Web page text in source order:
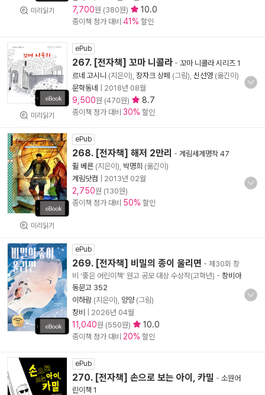
미리읽기 7,700원 (380원) 10.0
종이책 정가 대비 41% 할인
미리읽기
ePub
267. [전자책] 꼬마 니콜라 - 꼬마 니콜라 시리즈 1
르네 고시니 (지은이), 장자크 상페 (그림), 신선영 (옮긴이)
문학동네
2018년 08월
9,500원 (470원) 8.7
종이책 정가 대비 30% 할인
미리읽기
ePub
268. [전자책] 해저 2만리 - 계림세계명작 47
쥘 베른 (지은이), 박명희 (옮긴이)
계림닷컴
2013년 02월
2,750원 (130원)
종이책 정가 대비 50% 할인
ePub
269. [전자책] 비밀의 종이 울리면 - 제30회 창
비 ‘좋은 어린이책’ 원고 공모 대상 수상작(고학년) - 창비아
동문고 352
이하람 (지은이), 양양(그림)
창비
2026년 04월
11,040원 (550원) 10.0
종이책 정가 대비 20% 할인
ePub
270. [전자책] 손으로 보는 아이, 카밀 - 소원어
린이책 1